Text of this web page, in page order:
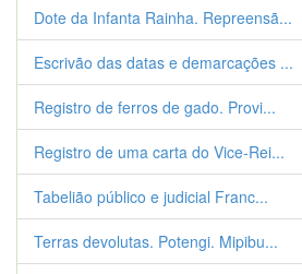
Dote da Infanta Rainha. Repreensã...
Escrivão das datas e demarcações ...
Registro de ferros de gado. Provi...
Registro de uma carta do Vice-Rei...
Tabelião público e judicial Franc...
Terras devolutas. Potengi. Mipibu...